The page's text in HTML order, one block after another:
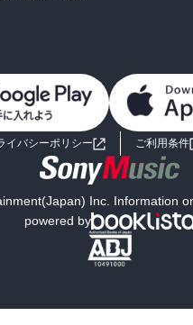
イバシーポリシー ご利用条件
Inc. Information
powered by